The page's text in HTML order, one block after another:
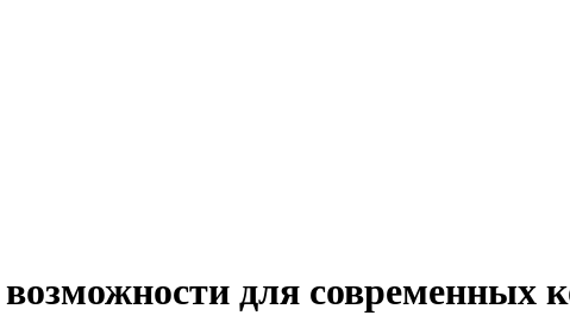
для современных